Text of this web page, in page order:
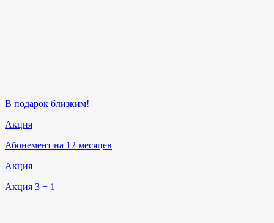
В подарок близким!
Акция
Абонемент на 12 месяцев
Акция
Акция 3 + 1